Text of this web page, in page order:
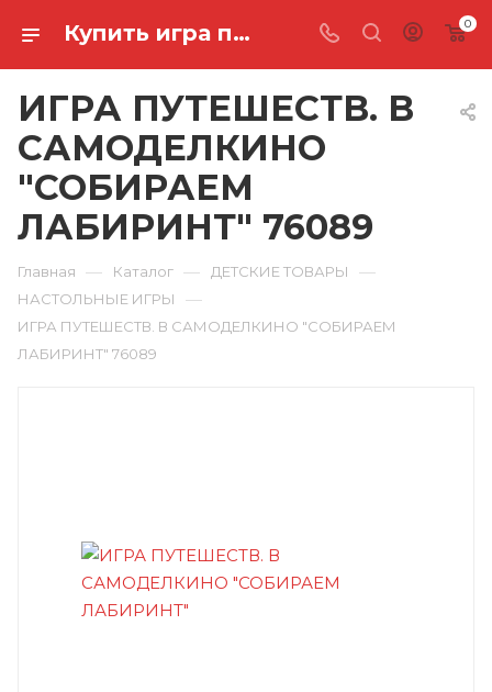
Купить игра путешеств. в самоделкино "собираем лабиринт" 76089 в Ростове-на-Дону 0
ИГРА ПУТЕШЕСТВ. В
САМОДЕЛКИНО
"СОБИРАЕМ
ЛАБИРИНТ" 76089
Главная — Каталог — ДЕТСКИЕ ТОВАРЫ —
НАСТОЛЬНЫЕ ИГРЫ —
ИГРА ПУТЕШЕСТВ. В САМОДЕЛКИНО "СОБИРАЕМ
ЛАБИРИНТ" 76089